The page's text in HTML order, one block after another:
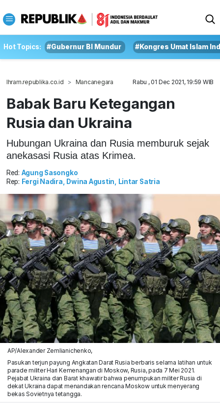
Hot Topics: #Gubernur BI Mundur #Kongres Umat Islam
Ihram.republika.co.id Mancanegara Rabu , 01 Dec 2021, 19:59 WIB
Babak Baru Ketegangan
Rusia dan Ukraina
Hubungan Ukraina dan Rusia memburuk sejak
anekasasi Rusia atas Krimea.
Red: Agung Sasongko
Rep: Fergi Nadira, Dwina Agustin, Lintar Satria
AP/Alexander Zemlianichenko,
Pasukan terjun payung Angkatan Darat Rusia berbaris selama latihan untuk
parade militer Hari Kemenangan di Moskow, Rusia, pada 7 Mei 2021.
Pejabat Ukraina dan Barat khawatir bahwa penumpukan militer Rusia di
dekat Ukraina dapat menandakan rencana Moskow untuk menyerang
bekas Sovietnya tetangga.